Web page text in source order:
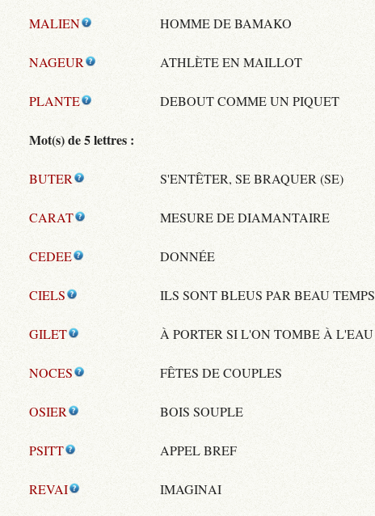
MALIEN HOMME DE BAMAKO
NAGEUR ATHLÈTE EN MAILLOT
PLANTE DEBOUT COMME UN PIQUET
Mot(s) de 5 lettres :
BUTER S'ENTÊTER, SE BRAQUER (SE)
CARAT MESURE DE DIAMANTAIRE
CEDEE DONNÉE
CIELS ILS SONT BLEUS PAR BEAU TEMPS
GILET À PORTER SI L'ON TOMBE À L'EAU
NOCES FÊTES DE COUPLES
OSIER BOIS SOUPLE
PSITT APPEL BREF
REVAI IMAGINAI